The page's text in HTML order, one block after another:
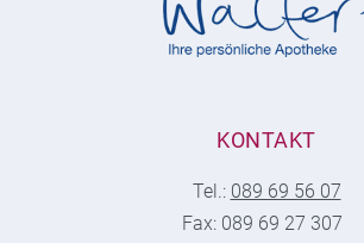
KONTAKT
Tel.: 089 69 56 07
Fax: 089 69 27 307